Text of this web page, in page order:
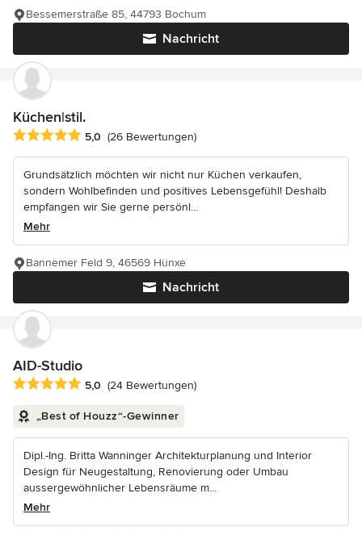
Nachricht
Bessemerstraße 85, 44793 Bochum
Küchen|stil.
Durchschnittliche Bewertung: 5 von 5 Sternen
5,0 (26 Bewertungen)
Grundsätzlich möchten wir nicht nur Küchen verkaufen,
sondern Wohlbefinden und positives Lebensgefühl! Deshalb
empfangen wir Sie gerne persönl...
Mehr
Nachricht
Bannemer Feld 9, 46569 Hünxe
AID-Studio
Durchschnittliche Bewertung: 5 von 5 Sternen
5,0 (24 Bewertungen)
„Best of Houzz“-Gewinner
Dipl.-Ing. Britta Wanninger Architekturplanung und Interior
Design für Neugestaltung, Renovierung oder Umbau
aussergewöhnlicher Lebensräume m...
Mehr